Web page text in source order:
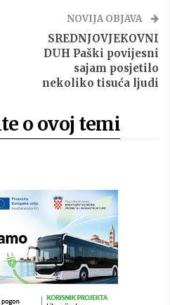
NOVIJA OBJAVA
SREDNJOVJEKOVNI
DUH Paški povijesni
sajam posjetilo
nekoliko tisuća ljudi
o ovoj temi